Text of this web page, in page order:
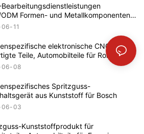
Formen- und Metallkomponenten
für Mercedes-Benz
06 11
elektronische CNC-
Teile, Automobilteile für Rolls-
06 08
Spritzguss-
aus Kunststoff für Bosch
06 03
Kunststoffprodukt für